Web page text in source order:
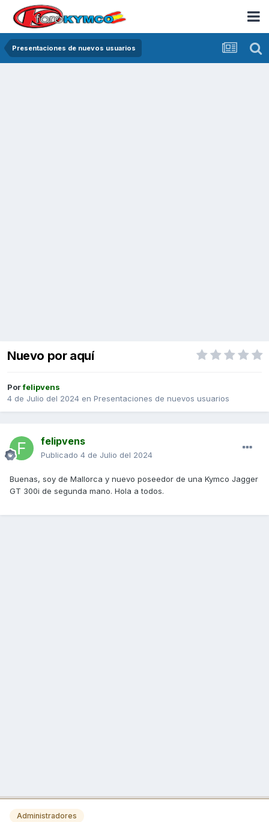
Presentaciones de nuevos usuarios
Nuevo por aquí
Porfelipvens
4 de Julio del 2024 en Presentaciones de nuevos usuarios
felipvens
Publicado 4 de Julio del 2024
Buenas, soy de Mallorca y nuevo poseedor de una Kymco Jagger
GT 300i de segunda mano. Hola a todos.
Administradores